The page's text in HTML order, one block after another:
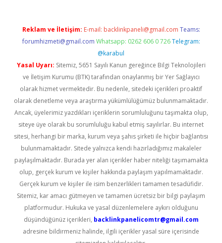
Reklam ve İletişim: E-mail: backlinkpaneli@gmail.com Teams:
forumhizmeti@gmail.com Whatsapp: 0262 606 0 726 Telegram:
@karabul
Yasal Uyarı: Sitemiz, 5651 Sayılı Kanun gereğince Bilgi Teknolojileri
ve İletişim Kurumu (BTK) tarafından onaylanmış bir Yer Sağlayıcı
olarak hizmet vermektedir. Bu nedenle, sitedeki içerikleri proaktif
olarak denetleme veya araştırma yükümlülüğümüz bulunmamaktadır.
Ancak, üyelerimiz yazdıkları içeriklerin sorumluluğunu taşımakta olup,
siteye üye olarak bu sorumluluğu kabul etmiş sayılırlar. Bu internet
sitesi, herhangi bir marka, kurum veya şahıs şirketi ile hiçbir bağlantısı
bulunmamaktadır. Sitede yalnızca kendi hazırladığımız makaleler
paylaşılmaktadır. Burada yer alan içerikler haber niteliği taşımamakta
olup, gerçek kurum ve kişiler hakkında paylaşım yapılmamaktadır.
Gerçek kurum ve kişiler ile isim benzerlikleri tamamen tesadüfidir.
Sitemiz, kar amacı gütmeyen ve tamamen ücretsiz bir bilgi paylaşım
platformudur. Hukuka ve yasal düzenlemelere aykırı olduğunu
düşündüğünüz içerikleri, backlinkpanelicomtr@gmail.com
adresine bildirmeniz halinde, ilgili içerikler yasal süre içerisinde